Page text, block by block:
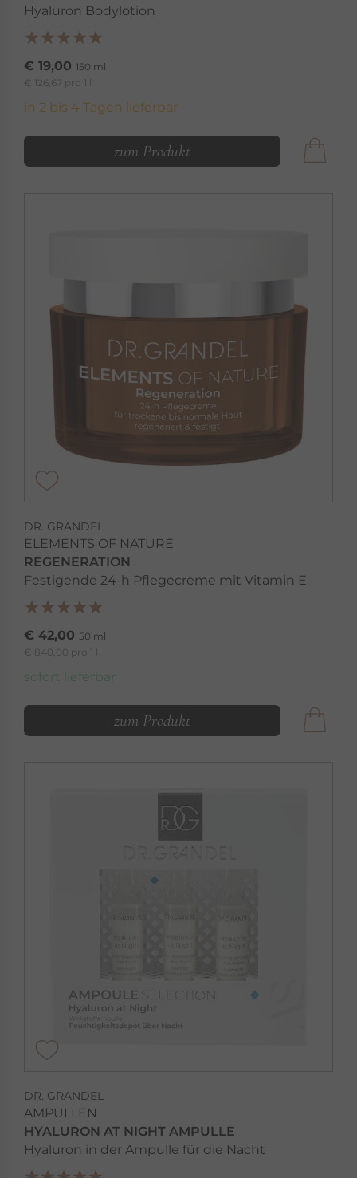
Hyaluron Bodylotion
€ 19,00 150 ml
€ 126,67 pro 1 l
in 2 bis 4 Tagen lieferbar
zum Produkt
DR. GRANDEL
ELEMENTS OF NATURE
REGENERATION
Festigende 24-h Pflegecreme mit Vitamin E
€ 42,00 50 ml
€ 840,00 pro 1 l
sofort lieferbar
zum Produkt
DR. GRANDEL
AMPULLEN
HYALURON AT NIGHT AMPULLE
Hyaluron in der Ampulle für die Nacht